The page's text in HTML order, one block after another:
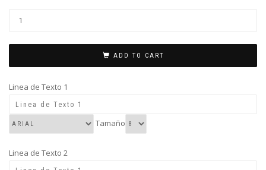
quantity
ADD TO CART
Linea de Texto 1
Tamaño
Linea de Texto 2